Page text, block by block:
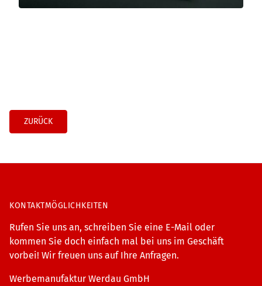
ZURÜCK
KONTAKTMÖGLICHKEITEN
Rufen Sie uns an, schreiben Sie eine E-Mail oder
kommen Sie doch einfach mal bei uns im Geschäft
vorbei! Wir freuen uns auf Ihre Anfragen.
Werbemanufaktur Werdau GmbH